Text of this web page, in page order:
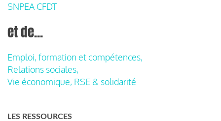
SNPEA CFDT
et de...
Emploi, formation et compétences,
Relations sociales,
Vie économique, RSE & solidarité
LES RESSOURCES